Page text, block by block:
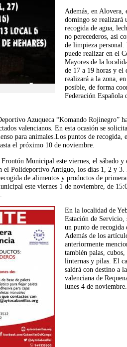
Además, en Alovera,
domingo se realizará
recogida de agua,
no perecederos, así
de limpieza personal.
puede realizar en el
Mayores de la
de 17 a 19 horas y el
realizará a la zona,
posible, de forma
Federación
Azuqueca “Komando Rojinegro”
valencianos. En esta ocasión se
para animales.Los puntos de recogida,
el próximo 10 de noviembre.
Municipal este viernes, el sábado
el Polideportivo Antiguo, los días 1, 2 y 3.
de alimentos y productos de
este viernes 1 de noviembre, de
En la localidad de
Estación de Servicio,
un punto de recogida
Además de los
anteriormente
también palas, cubos,
linternas y pilas. El
saldrá con destino a
valenciana de
lunes 4 de noviembre.